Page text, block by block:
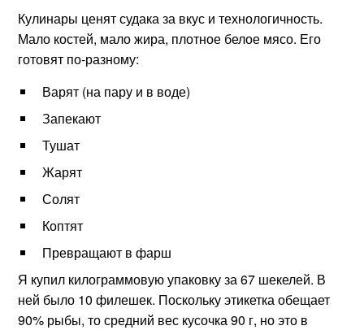
Кулинары ценят судака за вкус и технологичность.
Мало костей, мало жира, плотное белое мясо. Его
готовят по-разному:
Варят (на пару и в воде)
Запекают
Тушат
Жарят
Солят
Коптят
Превращают в фарш
Я купил килограммовую упаковку за 67 шекелей. В
ней было 10 филешек. Поскольку этикетка обещает
90% рыбы, то средний вес кусочка 90 г, но это в